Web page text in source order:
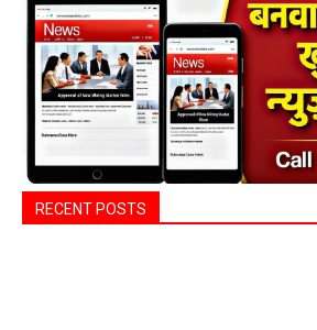
RECENT POSTS